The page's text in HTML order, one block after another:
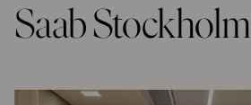
Saab Stockholm